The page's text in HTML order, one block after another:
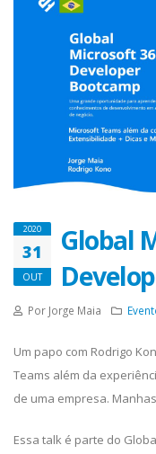
2020
31
OUT
Global
Por Jorge Maia
Um papo com Rodrigo
Teams além da
de uma empresa.
Essa talk é parte do